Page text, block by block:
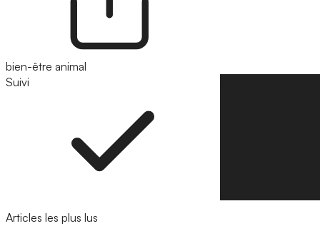
bien-être animal
Suivi
Articles les plus lus